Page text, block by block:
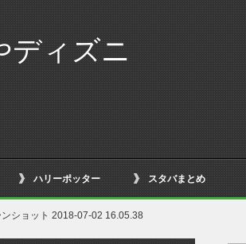
ディズニ
ハリーポッター スタバまとめ
ショット 2018-07-02 16.05.38